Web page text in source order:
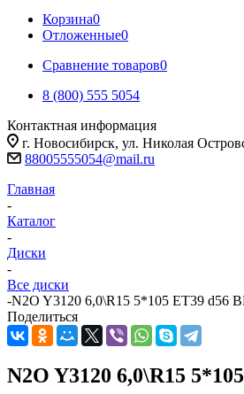
Корзина0
Отложенные0
Сравнение товаров0
8 (800) 555 5054
Контактная информация
г. Новосибирск, ул. Николая
88005555054@mail.ru
Главная
-
Каталог
-
Диски
-
Все диски
-N2O Y3120 6,0\R15 5*105 ET39 d56
Поделиться
N2O Y3120 6,0\R15